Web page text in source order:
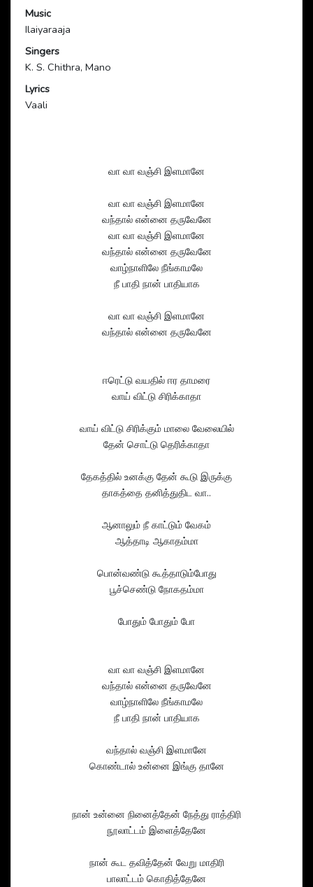
Music
Ilaiyaraaja
Singers
K. S. Chithra, Mano
Lyrics
Vaali
வா வா வஞ்சி இளமானே
வா வா வஞ்சி இளமானே
வந்தால் என்னை தருவேனே
வா வா வஞ்சி இளமானே
வந்தால் என்னை தருவேனே
வாழ்நாளிலே நீங்காமலே
நீ பாதி நான் பாதியாக
வா வா வஞ்சி இளமானே
வந்தால் என்னை தருவேனே
ஈரெட்டு வயதில் ஈர தாமரை
வாய் விட்டு சிரிக்காதா
வாய் விட்டு சிரிக்கும் மாலை வேலையில்
தேன் சொட்டு தெரிக்காதா
தேகத்தில் உனக்கு தேன் கூடு இருக்கு
தாகத்தை தனித்துதிட வா..
ஆனாலும் நீ காட்டும் வேகம்
ஆத்தாடி ஆகாதம்மா
பொன்வண்டு கூத்தாடும்போது
பூச்செண்டு நோகதம்மா
போதும் போதும் போ
வா வா வஞ்சி இளமானே
வந்தால் என்னை தருவேனே
வாழ்நாளிலே நீங்காமலே
நீ பாதி நான் பாதியாக
வந்தால் வஞ்சி இளமானே
கொண்டால் உன்னை இங்கு தானே
நான் உன்னை நினைத்தேன் நேத்து ராத்திரி
நூலாட்டம் இளைத்தேனே
நான் கூட தவித்தேன் வேறு மாதிரி
பாலாட்டம் கொதித்தேனே